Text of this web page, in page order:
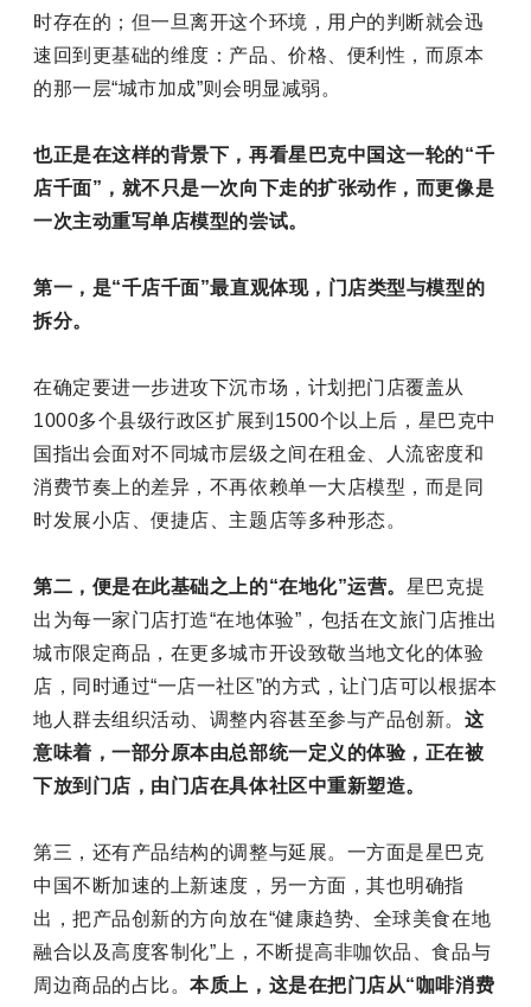
时存在的；但一旦离开这个环境，用户的判断就会迅
速回到更基础的维度：产品、价格、便利性，而原本
的那一层“城市加成”则会明显减弱。
也正是在这样的背景下，再看星巴克中国这一轮的“千
店千面”，就不只是一次向下走的扩张动作，而更像是
一次主动重写单店模型的尝试。
第一，是“千店千面”最直观体现，门店类型与模型的
拆分。
在确定要进一步进攻下沉市场，计划把门店覆盖从
1000多个县级行政区扩展到1500个以上后，星巴克中
国指出会面对不同城市层级之间在租金、人流密度和
消费节奏上的差异，不再依赖单一大店模型，而是同
时发展小店、便捷店、主题店等多种形态。
第二，便是在此基础之上的“在地化”运营。 星巴克提
出为每一家门店打造“在地体验”，包括在文旅门店推出
城市限定商品，在更多城市开设致敬当地文化的体验
店，同时通过“一店一社区”的方式，让门店可以根据本
地人群去组织活动、调整内容甚至参与产品创新。 这
意味着，一部分原本由总部统一定义的体验，正在被
下放到门店，由门店在具体社区中重新塑造。
第三，还有产品结构的调整与延展。一方面是星巴克
中国不断加速的上新速度，另一方面，其也明确指
出，把产品创新的方向放在“健康趋势、全球美食在地
融合以及高度客制化”上，不断提高非咖饮品、食品与
周边商品的占比。本质上，这是在把门店从“咖啡消费